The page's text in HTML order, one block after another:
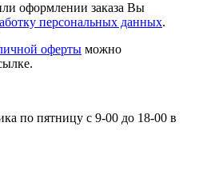
оформлении заказа Вы
персональных данных.
оферты можно
по пятницу с 9-00 до 18-00 в